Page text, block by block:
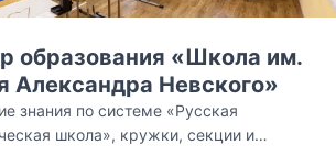
образования «Школа им.
Александра Невского»
знания по системе «Русская
школа», кружки, секции и